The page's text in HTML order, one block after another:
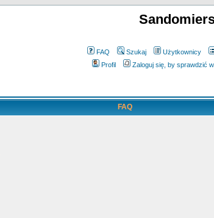
FAQ Szukaj Użytkownicy
Profil
Zaloguj się, by sprawdzić
FAQ